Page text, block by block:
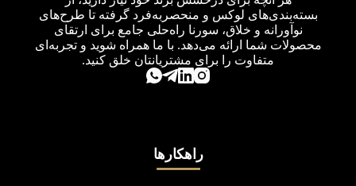
بسته‌بندی‌های لوکس و منحصربه‌فرد گرفته تا طرح‌های
نوآورانه و خلاق، سورنا راه‌حلی جامع برای ارتقای
محصولات شما ارائه می‌دهد. با ما همراه شوید و تجربه‌ای
متفاوت را برای مشتریانتان خلق کنید.
راهکارها